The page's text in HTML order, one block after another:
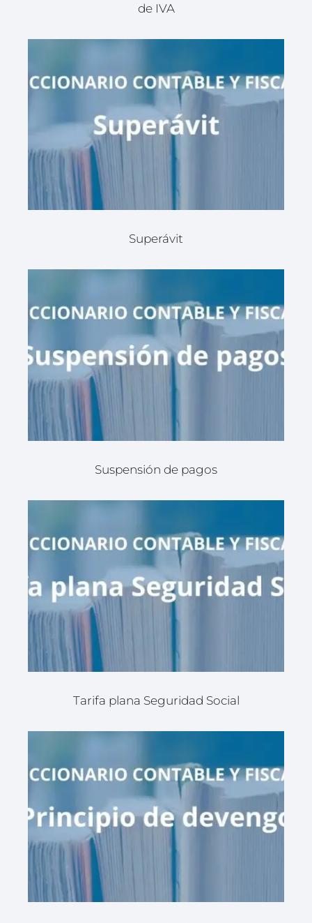
de IVA
Superávit
Suspensión de pagos
Tarifa plana Seguridad Social